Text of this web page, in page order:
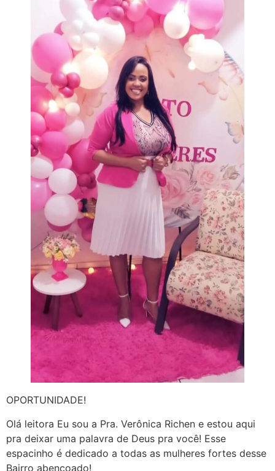
OPORTUNIDADE!
Olá leitora Eu sou a Pra. Verônica Richen e estou aqui
pra deixar uma palavra de Deus pra você! Esse
espacinho é dedicado a todas as mulheres fortes desse
Bairro abençoado!